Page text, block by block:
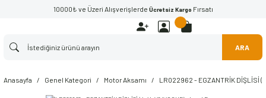
10000₺ ve Üzeri Alışverişlerde Ücretsiz Kargo Fırsatı
ARA
Anasayfa Genel Kategori Motor Aksamı LR022962 - EGZANTRİK DİŞLİSİ